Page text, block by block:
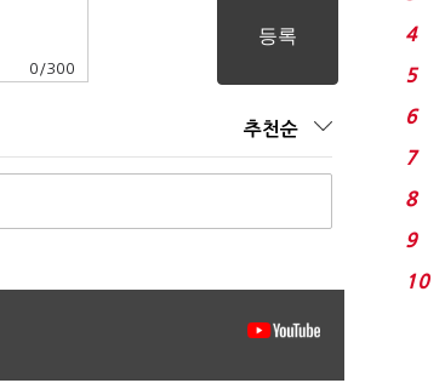
0 /300
추천순
4
5
6
7
8
9
10